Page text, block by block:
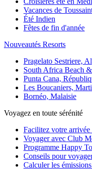
Vacances de
Été Indien
Fêtes de fin d'année
Nouveautés Resorts
Pragelato Sestriere,
South Africa Beach
Punta Cana,
Les Boucaniers,
Bornéo, Malaisie
Voyagez en toute sérénité
Facilitez votre
Voyager avec Club
Programme Happy
Conseils pour
Calculer les